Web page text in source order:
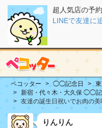
超人気店の予
LINEで友達に
ペコッター ◯◯記念日
新宿・代々木・大久保 ◯◯
友達の誕生日祝いでお肉の
りんりん